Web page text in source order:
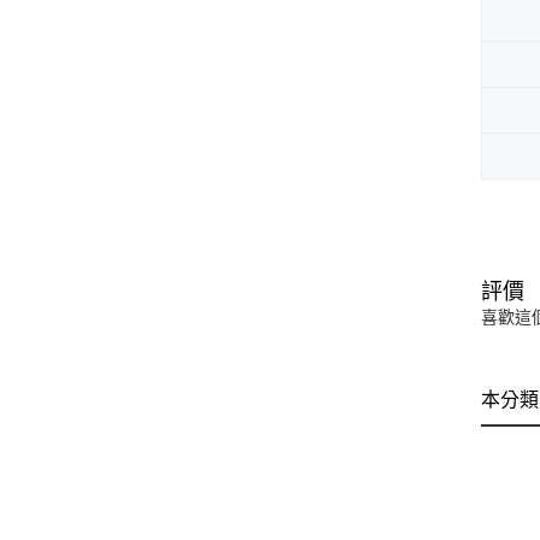
評價
喜歡這
本分